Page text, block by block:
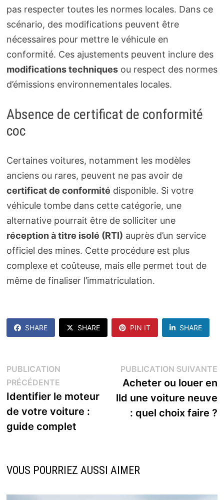
pas respecter toutes les normes locales. Dans ce
scénario, des modifications peuvent être
nécessaires pour mettre le véhicule en
conformité. Ces ajustements peuvent inclure des
modifications techniquesou respect des normes
d’émissions environnementales locales.
Absence de certificat de conformité
coc
Certaines voitures, notamment les modèles
anciens ou rares, peuvent ne pas avoir de
certificat de conformité disponible. Si votre
véhicule tombe dans cette catégorie, une
alternative pourrait être de solliciter une
réception à titre isolé (RTI) auprès d’un service
officiel des mines. Cette procédure est plus
complexe et coûteuse, mais elle permet tout de
même de finaliser l’immatriculation.
SHARE SHARE PIN IT SHARE
Navigation
de
l’article
PUBLICATION
PRÉCÉDENTEPublication
précédente :
Identifier le moteur
de votre voiture :
guide complet
PUBLICATION SUIVANTE
Acheter ou louer en
lld une voiture neuve
: quel choix faire ?
VOUS POURRIEZ AUSSI AIMER